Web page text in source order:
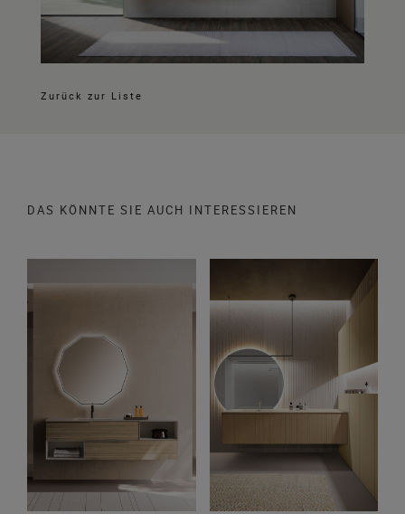
Zurück zur Liste
DAS KÖNNTE SIE AUCH INTERESSIEREN